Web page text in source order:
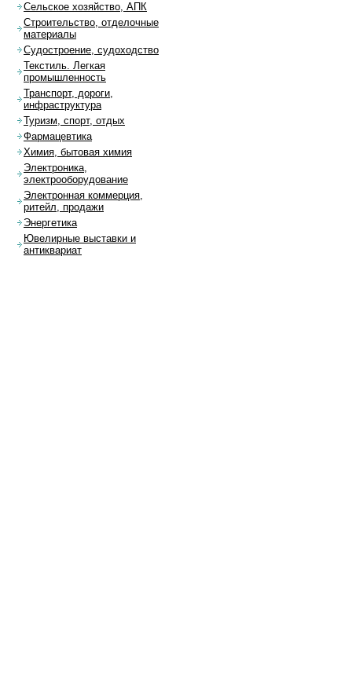
Сельское хозяйство, АПК
Строительство, отделочные
материалы
Судостроение, судоходство
Текстиль. Легкая
промышленность
Транспорт, дороги,
инфраструктура
Туризм, спорт, отдых
Фармацевтика
Химия, бытовая химия
Электроника,
электрооборудование
Электронная коммерция,
ритейл, продажи
Энергетика
Ювелирные выставки и
антиквариат